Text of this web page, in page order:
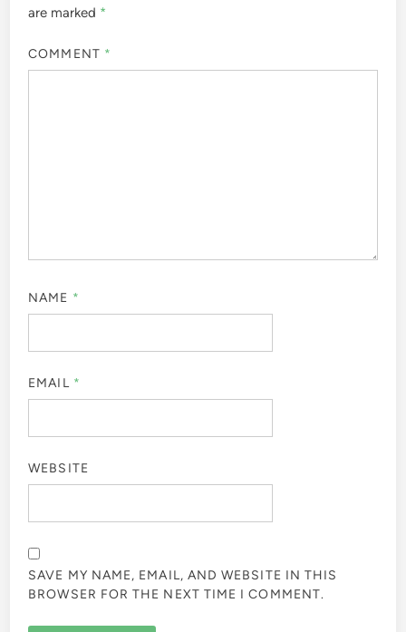
are marked *
COMMENT *
NAME *
EMAIL *
WEBSITE
SAVE MY NAME, EMAIL, AND WEBSITE IN THIS
BROWSER FOR THE NEXT TIME I COMMENT.